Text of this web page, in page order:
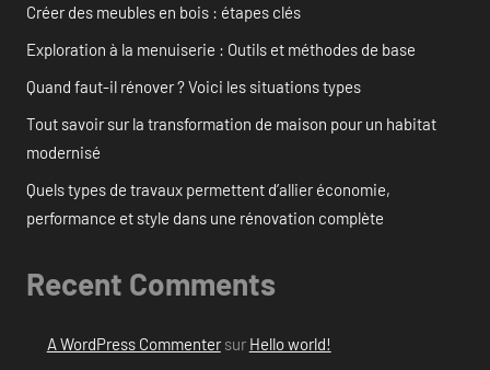
Créer des meubles en bois : étapes clés
Exploration à la menuiserie : Outils et méthodes de base
Quand faut-il rénover ? Voici les situations types
Tout savoir sur la transformation de maison pour un habitat
modernisé
Quels types de travaux permettent d’allier économie,
performance et style dans une rénovation complète
Recent Comments
A WordPress Commentersur Hello world!